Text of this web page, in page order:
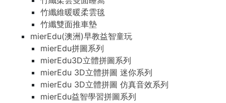
竹纖維暖暖柔雲毯
竹纖雙面推車墊
mierEdu(澳洲)早教益智童玩
mierEdu拼圖系列
mierEdu3D立體拼圖系列
mierEdu 3D立體拼圖 迷你系列
mierEdu 3D立體拼圖 仿真音效系列
mierEdu益智學習拼圖系列